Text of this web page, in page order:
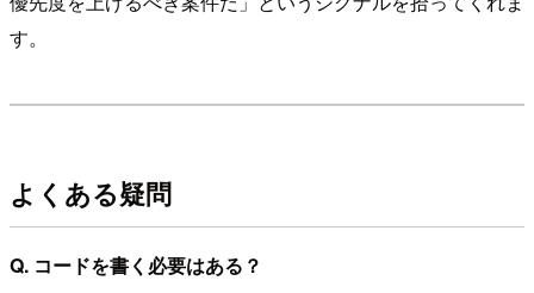
す。
よくある疑問
Q. コードを書く必要はある？